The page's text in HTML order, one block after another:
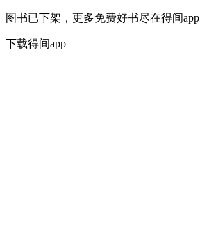
图书已下架，更多免费好书尽在得间app
下载得间app